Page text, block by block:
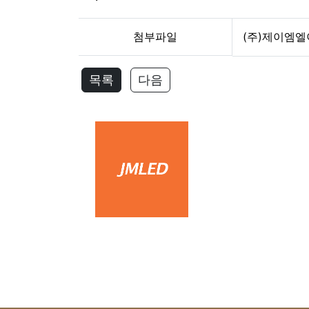
첨부파일 (주)제이엠
목록 다음